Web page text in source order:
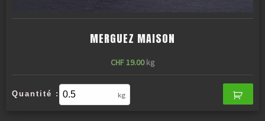
MERGUEZ MAISON
CHF19.00 kg
Quantité : kg